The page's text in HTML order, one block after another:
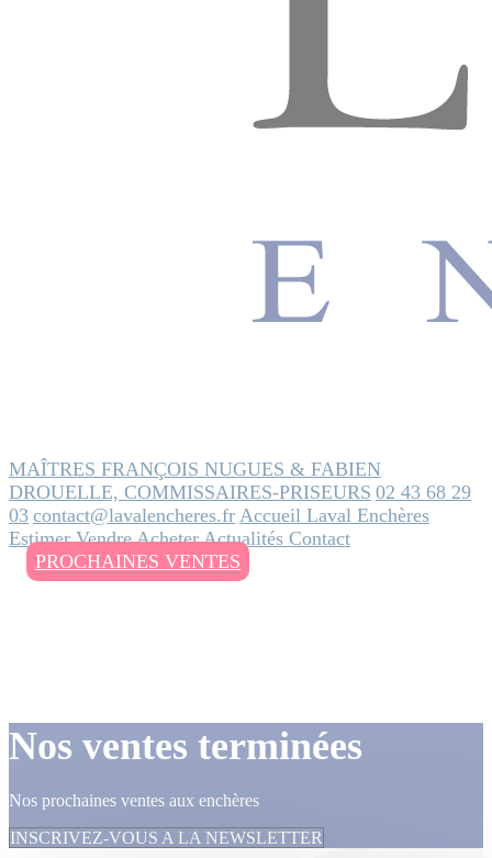
MAÎTRES FRANÇOIS NUGUES & FABIEN
DROUELLE, COMMISSAIRES-PRISEURS 02 43 68 29
03 contact@lavalencheres.fr Accueil Laval Enchères
EstimerVendreAcheterActualités Contact
PROCHAINES VENTES
Nos ventes terminées
Nos prochaines ventes aux enchères
INSCRIVEZ-VOUS A LA NEWSLETTER